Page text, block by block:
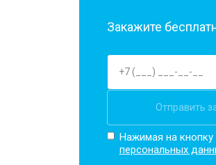
Закажите
Отправить
Нажимая на кнопку
персональных